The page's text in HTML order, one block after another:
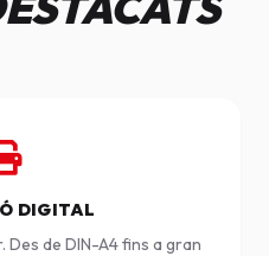
DIGITAL
Des de DIN-A4 fins a gran